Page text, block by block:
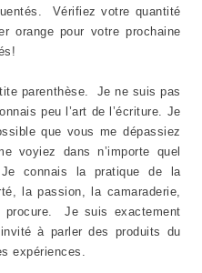
Vérifiez votre quantité
orange pour votre prochaine
parenthèse. Je ne suis pas
peu l’art de l’écriture. Je
que vous me dépassiez
voyiez dans n’importe quel
connais la pratique de la
la passion, la camaraderie,
procure. Je suis exactement
à parler des produits du
expériences.